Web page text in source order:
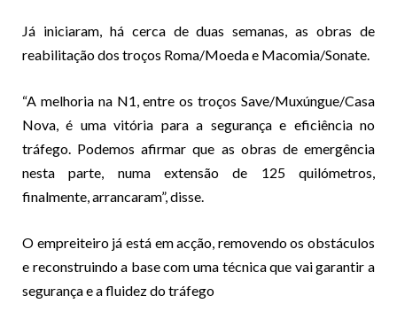
Já iniciaram, há cerca de duas semanas, as obras de
reabilitação dos troços Roma/Moeda e Macomia/Sonate.
“A melhoria na N1, entre os troços Save/Muxúngue/Casa
Nova, é uma vitória para a segurança e eficiência no
tráfego. Podemos afirmar que as obras de emergência
nesta parte, numa extensão de 125 quilómetros,
finalmente, arrancaram”, disse.
O empreiteiro já está em acção, removendo os obstáculos
e reconstruindo a base com uma técnica que vai garantir a
segurança e a fluidez do tráfego